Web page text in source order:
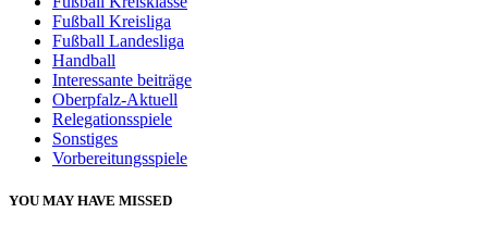
Fußball Kreisliga
Fußball Landesliga
Handball
Interessante beiträge
Oberpfalz-Aktuell
Relegationsspiele
Sonstiges
Vorbereitungsspiele
YOU MAY HAVE MISSED